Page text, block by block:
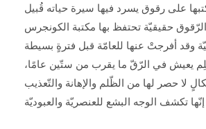
على رقوق يسرد فيها سيرة حياته قُبيل
حقيقيّة تحتفظ بها مكتبة الكونجرس
يعيش في الرّقّ ما يقرب من ستّين عامًا،
لا حصر لها من الظّلم والإهانة والتّعذيب
إنّها تكشف الوجه البشع للعنصريّة والعبوديّة